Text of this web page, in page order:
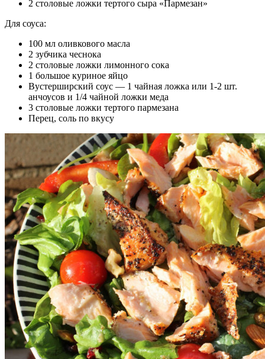
2 столовые ложки тертого сыра «Пармезан»
Для соуса:
100 мл оливкового масла
2 зубчика чеснока
2 столовые ложки лимонного сока
1 большое куриное яйцо
Вустерширский соус — 1 чайная ложка или 1-2 шт.
анчоусов и 1/4 чайной ложки меда
3 столовые ложки тертого пармезана
Перец, соль по вкусу